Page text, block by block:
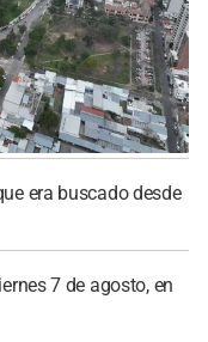
era buscado desde
7 de agosto, en